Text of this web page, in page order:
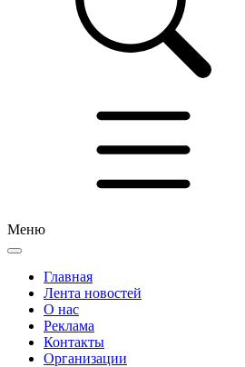
Меню
Главная
Лента новостей
О нас
Реклама
Контакты
Организации